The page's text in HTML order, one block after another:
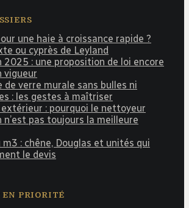
une haie à croissance rapide ?
ou cyprès de Leyland
2025 : une proposition de loi encore
vigueur
de verre murale sans bulles ni
: les gestes à maîtriser
: pourquoi le nettoyeur
n’est pas toujours la meilleure
m3 : chêne, Douglas et unités qui
le devis
EN PRIORITÉ